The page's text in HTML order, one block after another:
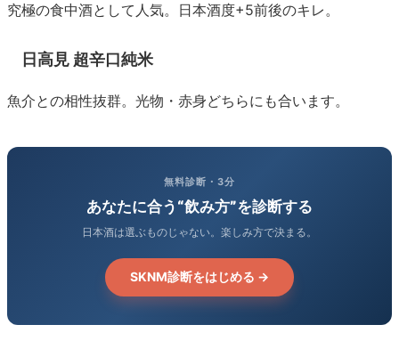
究極の食中酒として人気。日本酒度+5前後のキレ。
日高見 超辛口純米
魚介との相性抜群。光物・赤身どちらにも合います。
無料診断・3分
あなたに合う“飲み方”を診断する
日本酒は選ぶものじゃない。楽しみ方で決まる。
SKNM診断をはじめる →